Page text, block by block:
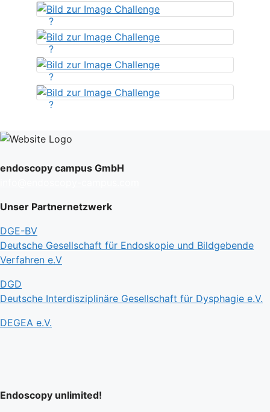
?
?
?
?
endoscopy campus GmbH
Unser Partnernetzwerk
DGE-BV
Deutsche Gesellschaft für Endoskopie und Bildgebende
Verfahren e.V
DGD
Deutsche Interdisziplinäre Gesellschaft für Dysphagie e.V.
DEGEA e.V.
Endoscopy unlimited!